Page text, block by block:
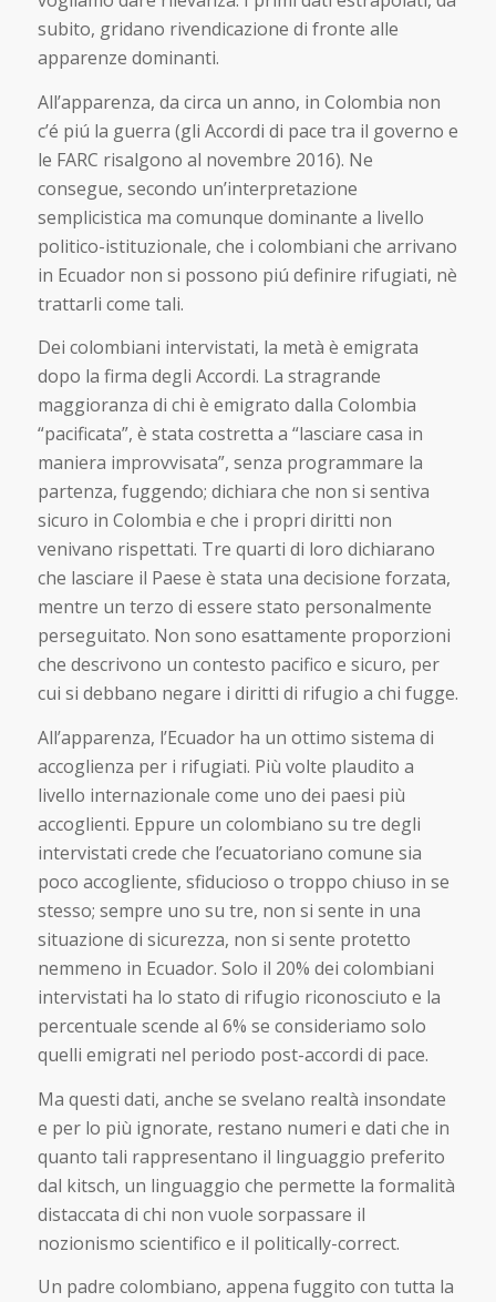
subito, gridano rivendicazione di fronte alle
apparenze dominanti.
All’apparenza, da circa un anno, in Colombia non
c’é piú la guerra (gli Accordi di pace tra il governo e
le FARC risalgono al novembre 2016). Ne
consegue, secondo un’interpretazione
semplicistica ma comunque dominante a livello
politico-istituzionale, che i colombiani che arrivano
in Ecuador non si possono piú definire rifugiati, nè
trattarli come tali.
Dei colombiani intervistati, la metà è emigrata
dopo la firma degli Accordi. La stragrande
maggioranza di chi è emigrato dalla Colombia
“pacificata”, è stata costretta a “lasciare casa in
maniera improvvisata”, senza programmare la
partenza, fuggendo; dichiara che non si sentiva
sicuro in Colombia e che i propri diritti non
venivano rispettati. Tre quarti di loro dichiarano
che lasciare il Paese è stata una decisione forzata,
mentre un terzo di essere stato personalmente
perseguitato. Non sono esattamente proporzioni
che descrivono un contesto pacifico e sicuro, per
cui si debbano negare i diritti di rifugio a chi fugge.
All’apparenza, l’Ecuador ha un ottimo sistema di
accoglienza per i rifugiati. Più volte plaudito a
livello internazionale come uno dei paesi più
accoglienti. Eppure un colombiano su tre degli
intervistati crede che l’ecuatoriano comune sia
poco accogliente, sfiducioso o troppo chiuso in se
stesso; sempre uno su tre, non si sente in una
situazione di sicurezza, non si sente protetto
nemmeno in Ecuador. Solo il 20% dei colombiani
intervistati ha lo stato di rifugio riconosciuto e la
percentuale scende al 6% se consideriamo solo
quelli emigrati nel periodo post-accordi di pace.
Ma questi dati, anche se svelano realtà insondate
e per lo più ignorate, restano numeri e dati che in
quanto tali rappresentano il linguaggio preferito
dal kitsch, un linguaggio che permette la formalità
distaccata di chi non vuole sorpassare il
nozionismo scientifico e il politically-correct.
Un padre colombiano, appena fuggito con tutta la